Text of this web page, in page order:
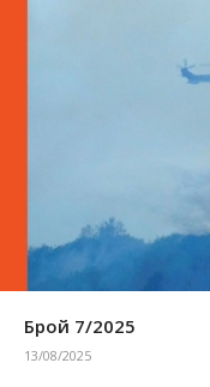
Брой 7/2025
13/08/2025